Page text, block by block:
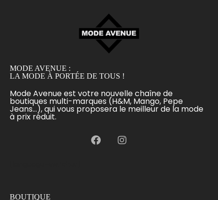
MODE AVENUE :
LA MODE À PORTÉE DE TOUS !
Mode Avenue est votre nouvelle chaîne de
boutiques multi-marques (H&M, Mango, Pepe
Jeans...), qui vous proposera le meilleur de la mode
à prix réduit.
BOUTIQUE